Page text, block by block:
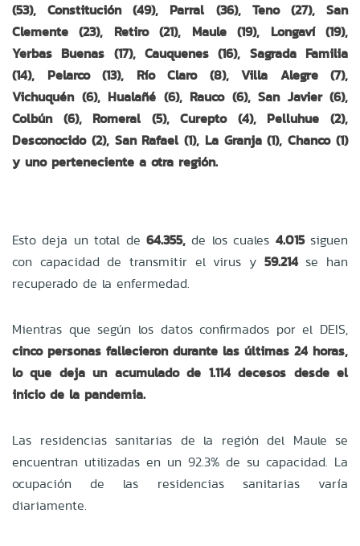
(53), Constitución (49), Parral (36), Teno (27), San
Clemente (23), Retiro (21), Maule (19), Longaví (19),
Yerbas Buenas (17), Cauquenes (16), Sagrada Familia
(14), Pelarco (13), Río Claro (8), Villa Alegre (7),
Vichuquén (6), Hualañé (6), Rauco (6), San Javier (6),
Colbún (6), Romeral (5), Curepto (4), Pelluhue (2),
Desconocido (2), San Rafael (1), La Granja (1), Chanco (1)
y uno perteneciente a otra región.
Esto deja un total de 64.355,de los cuales 4.015siguen
con capacidad de transmitir el virus y 59.214se han
recuperado de la enfermedad.
Mientras que según los datos confirmados por el DEIS,
cinco personas fallecieron durante las últimas 24 horas,
lo que deja un acumulado de 1.114 decesos desde el
inicio de la pandemia.
Las residencias sanitarias de la región del Maule se
encuentran utilizadas en un 92.3% de su capacidad. La
ocupación de las residencias sanitarias varía
diariamente.